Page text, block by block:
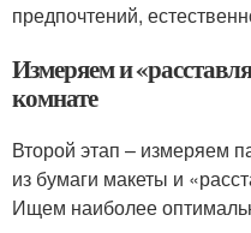
предпочтений,
Измеряем и
комнате
Второй этап – измеряем
из бумаги макеты и
Ищем наиболее